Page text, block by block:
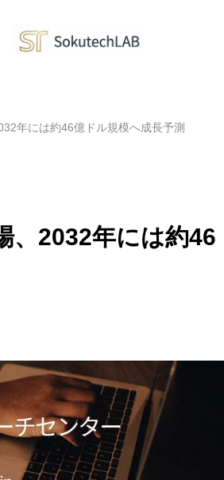
年には約46億ドル規模へ成長予測
、2032年には約46